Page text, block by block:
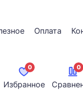
Оплата
0
Избранное
0